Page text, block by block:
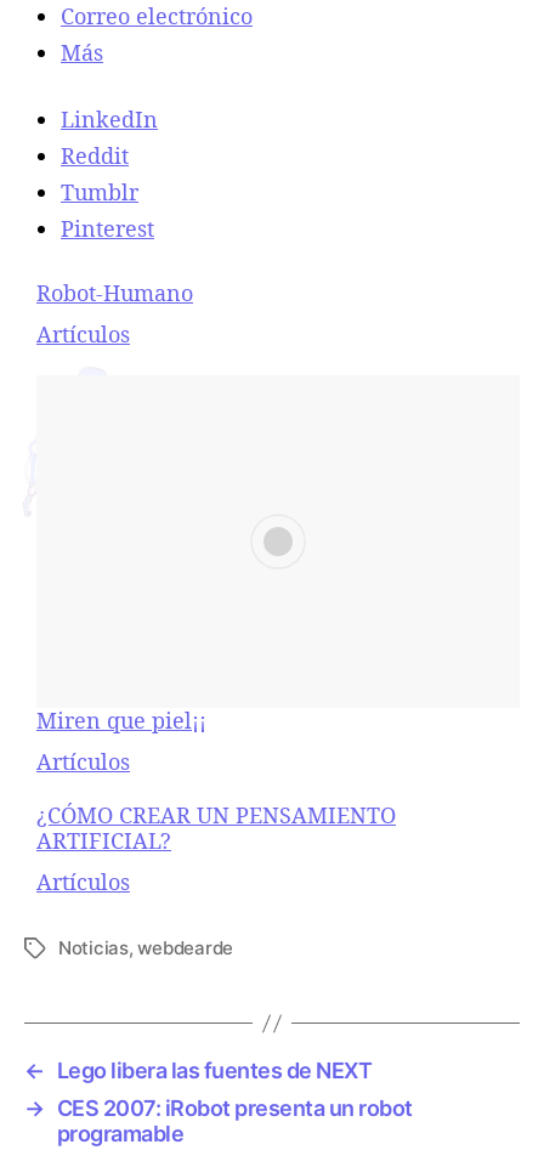
Correo electrónico
Más
LinkedIn
Reddit
Tumblr
Pinterest
Robot-Humano
Respecto a
Artículos
Miren que piel¡¡
Respecto a
Artículos
¿CÓMO CREAR UN PENSAMIENTO
ARTIFICIAL?
Respecto a
Artículos
E
q
e
t
Noticias,webdearde
←
Lego libera las fuentes de NEXT
→ CES 2007: iRobot presenta un robot
programable